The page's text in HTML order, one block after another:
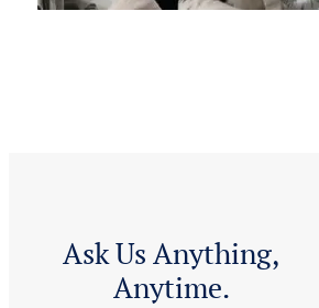
Ask Us Anything,
Anytime.